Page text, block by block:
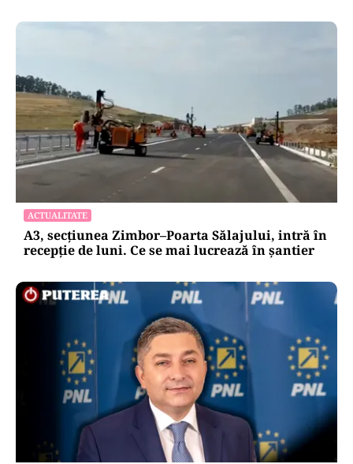
ACTUALITATE
A3, secțiunea Zimbor–Poarta Sălajului, intră în
recepție de luni. Ce se mai lucrează în șantier